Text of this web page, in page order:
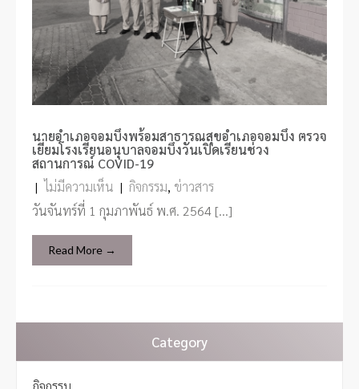
นายอำเภอจอมบึงพร้อมสาธารณสุขอำเภอจอมบึง ตรวจ
เยี่ยมโรงเรียนอนุบาลจอมบึงวันเปิดเรียนช่วง
สถานการณ์ COVID-19
| ไม่มีความเห็น | กิจกรรม, ข่าวสาร
วันจันทร์ที่ 1 กุมภาพันธ์ พ.ศ. 2564 […]
Read More →
Category